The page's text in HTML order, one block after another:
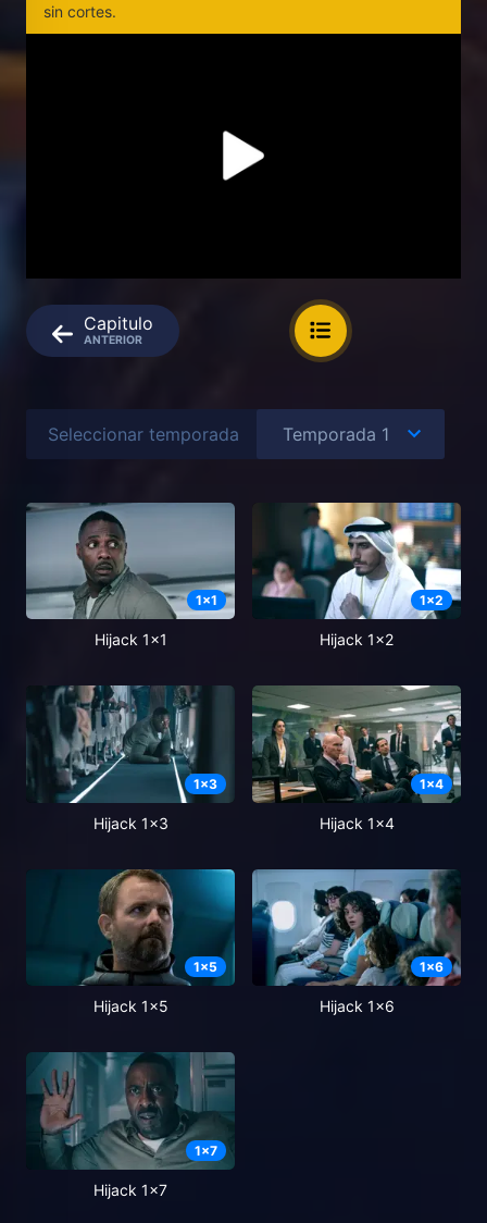
sin cortes.
Capitulo
ANTERIOR
Seleccionar temporada
1x1
Hijack 1x1
1x2
Hijack 1x2
1x3
Hijack 1x3
1x4
Hijack 1x4
1x5
Hijack 1x5
1x6
Hijack 1x6
1x7
Hijack 1x7